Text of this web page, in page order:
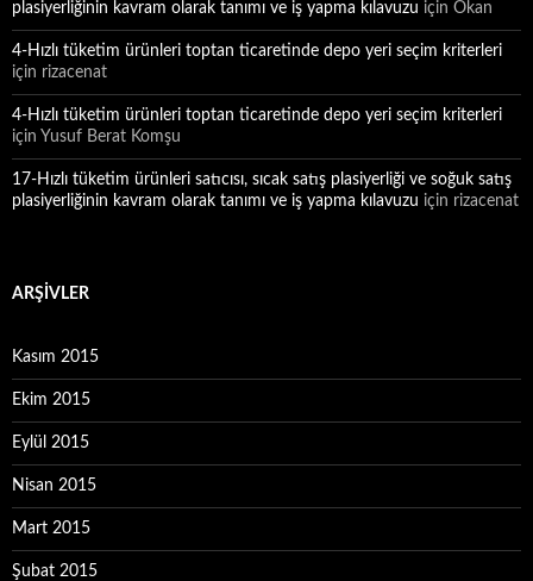
plasiyerliğinin kavram olarak tanımı ve iş yapma kılavuzu için Okan
4-Hızlı tüketim ürünleri toptan ticaretinde depo yeri seçim kriterleri
için rizacenat
4-Hızlı tüketim ürünleri toptan ticaretinde depo yeri seçim kriterleri
için Yusuf Berat Komşu
17-Hızlı tüketim ürünleri satıcısı, sıcak satış plasiyerliği ve soğuk satış
plasiyerliğinin kavram olarak tanımı ve iş yapma kılavuzu için rizacenat
ARŞIVLER
Kasım 2015
Ekim 2015
Eylül 2015
Nisan 2015
Mart 2015
Şubat 2015